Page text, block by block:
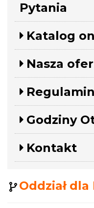
Pytania
Katalog
Nasza
Regulamin
Godziny
Kontakt
Oddział dla